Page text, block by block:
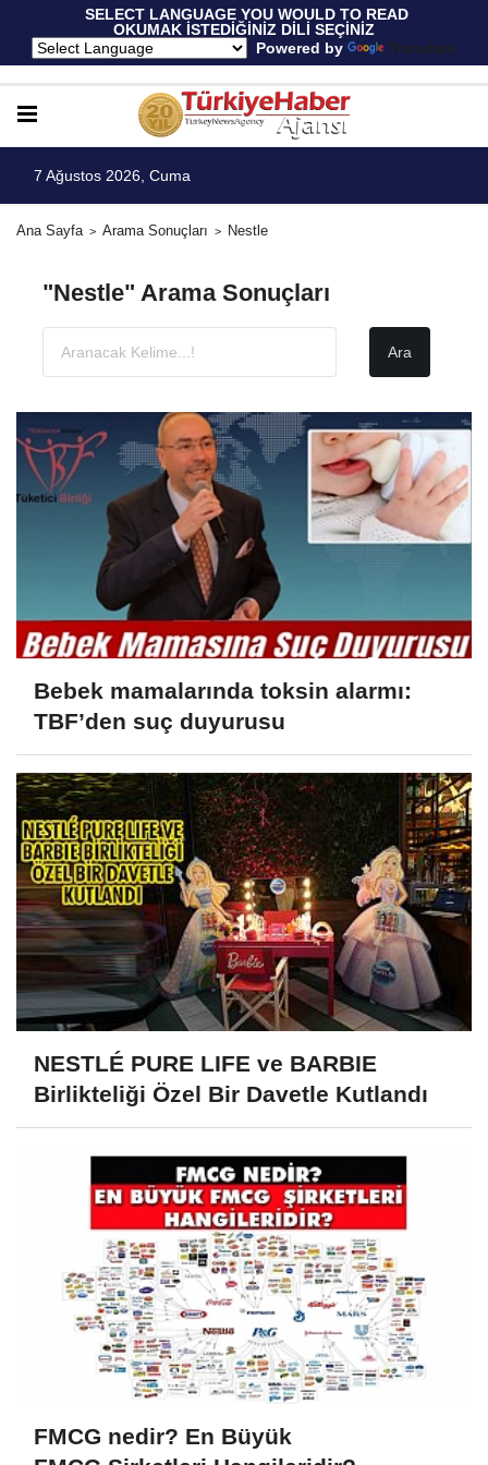
SELECT LANGUAGE YOU WOULD TO READ
OKUMAK İSTEDİĞİNİZ DİLİ SEÇİNİZ
Powered by
Translate
7 Ağustos 2026, Cuma
Ana Sayfa Arama Sonuçları Nestle
"Nestle" Arama Sonuçları
Bebek mamalarında toksin alarmı:
TBF’den suç duyurusu
NESTLÉ PURE LIFE ve BARBIE
Birlikteliği Özel Bir Davetle Kutlandı
FMCG nedir? En Büyük